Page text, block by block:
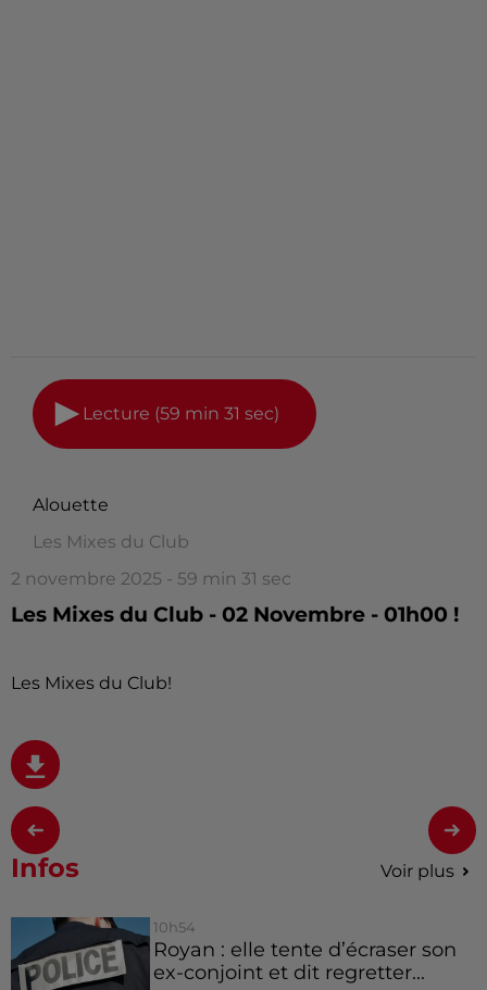
Lecture (59 min 31 sec)
Alouette
Les Mixes du Club
2 novembre 2025 - 59 min 31 sec
Les Mixes du Club - 02 Novembre - 01h00 !
Les Mixes du Club!
Infos Voir plus
10h54
Royan : elle tente d’écraser son
ex-conjoint et dit regretter...